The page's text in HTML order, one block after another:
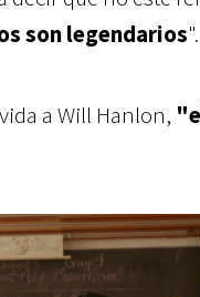
son legendarios".
a Will Hanlon,